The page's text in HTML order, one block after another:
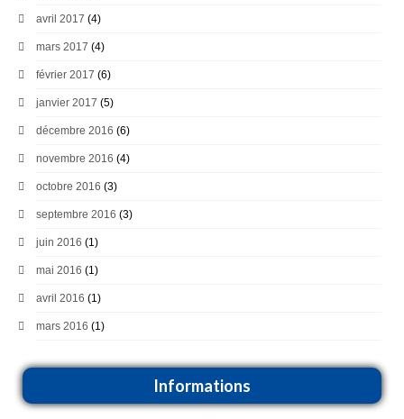
avril 2017 (4)
mars 2017 (4)
février 2017 (6)
janvier 2017 (5)
décembre 2016 (6)
novembre 2016 (4)
octobre 2016 (3)
septembre 2016 (3)
juin 2016 (1)
mai 2016 (1)
avril 2016 (1)
mars 2016 (1)
Informations